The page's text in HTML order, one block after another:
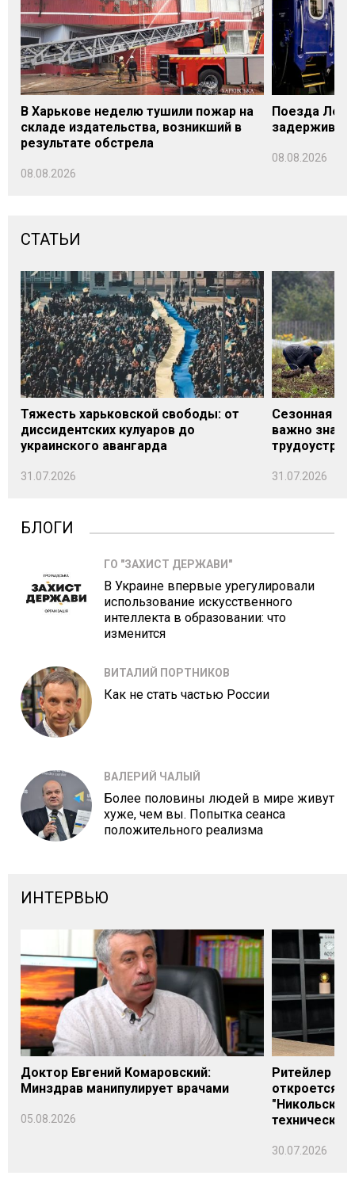
В Харькове неделю тушили пожар на
складе издательства, возникший в
результате обстрела
08.08.2026
Поезда
08.08.2026
СТАТЬИ
Тяжесть харьковской свободы: от
диссидентских кулуаров до
украинского авангарда
31.07.2026
Сезонная
важно знать
31.07.2026
БЛОГИ
ГО "ЗАХИСТ ДЕРЖАВИ"
В Украине впервые урегулировали
использование искусственного
интеллекта в образовании: что
изменится
ВИТАЛИЙ ПОРТНИКОВ
Как не стать частью России
ВАЛЕРИЙ ЧАЛЫЙ
Более половины людей в мире живут
хуже, чем вы. Попытка сеанса
положительного реализма
ИНТЕРВЬЮ
Доктор Евгений Комаровский:
Минздрав манипулирует врачами
05.08.2026
Ритейлер
откроется
технических
30.07.2026